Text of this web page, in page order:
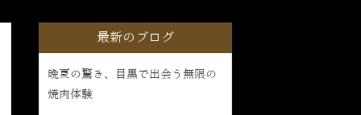
最新のブログ
晩夏の驚き、目黒で出会う無限の
焼肉体験